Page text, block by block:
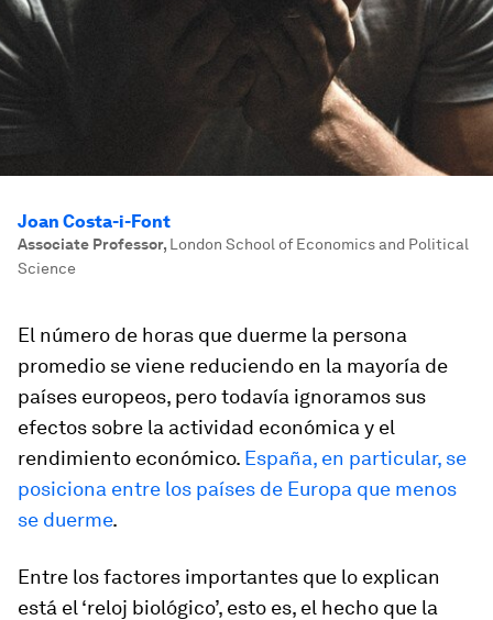
Joan Costa-i-Font
Associate Professor, London School of Economics and Political
Science
El número de horas que duerme la persona
promedio se viene reduciendo en la mayoría de
países europeos, pero todavía ignoramos sus
efectos sobre la actividad económica y el
rendimiento económico. España, en particular, se
posiciona entre los países de Europa que menos
se duerme.
Entre los factores importantes que lo explican
está el ‘reloj biológico’, esto es, el hecho que la